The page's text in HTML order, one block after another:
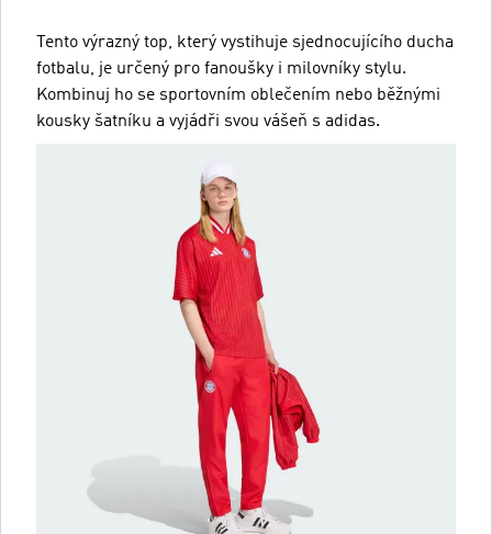
Tento výrazný top, který vystihuje sjednocujícího ducha
fotbalu, je určený pro fanoušky i milovníky stylu.
Kombinuj ho se sportovním oblečením nebo běžnými
kousky šatníku a vyjádři svou vášeň s adidas.